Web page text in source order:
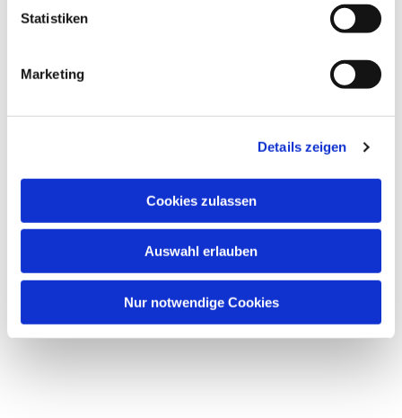
Statistiken
Marketing
Details zeigen
Cookies zulassen
Auswahl erlauben
Nur notwendige Cookies